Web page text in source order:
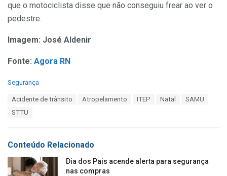
que o motociclista disse que não conseguiu frear ao ver o
pedestre.
Imagem: José Aldenir
Fonte: Agora RN
C
i
e
:
Segurança
Acidente de trânsito Atropelamento ITEP Natal
SAMU
STTU
Conteúdo Relacionado
Dia dos Pais acende alerta para segurança
nas compras